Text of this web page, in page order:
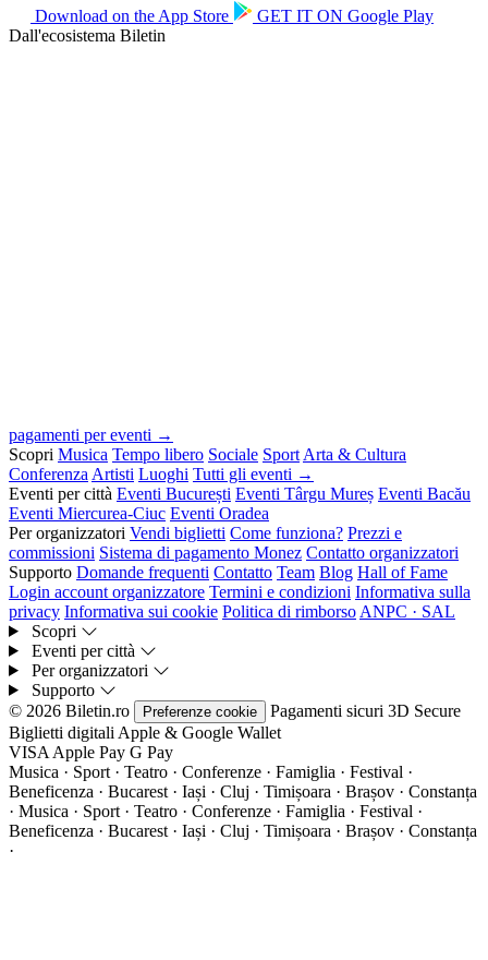
Download on the App Store GET IT ON Google Play
Dall'ecosistema Biletin
pagamenti per eventi →
Scopri Musica Tempo libero Sociale Sport Arta & Cultura
Conferenza Artisti Luoghi Tutti gli eventi →
Eventi per città Eventi București Eventi Târgu Mureș Eventi Bacău
Eventi Miercurea-Ciuc Eventi Oradea
Per organizzatori Vendi biglietti Come funziona? Prezzi e
commissioni Sistema di pagamento Monez Contatto organizzatori
Supporto Domande frequenti Contatto Team Blog Hall of Fame
Login account organizzatore Termini e condizioni Informativa sulla
privacy Informativa sui cookie Politica di rimborso ANPC · SAL
Scopri
Eventi per città
Per organizzatori
Supporto
© 2026 Biletin.ro
Preferenze cookie Pagamenti sicuri 3D Secure
Biglietti digitali Apple & Google Wallet
VISA Apple Pay G Pay
Musica · Sport · Teatro · Conferenze · Famiglia · Festival ·
Beneficenza · Bucarest · Iași · Cluj · Timișoara · Brașov · Constanța
· Musica · Sport · Teatro · Conferenze · Famiglia · Festival ·
Beneficenza · Bucarest · Iași · Cluj · Timișoara · Brașov · Constanța
·